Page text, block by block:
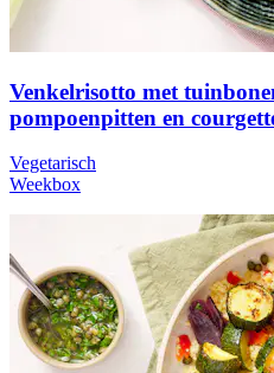
Venkelrisotto met
pompoenpitten en
Vegetarisch
Weekbox